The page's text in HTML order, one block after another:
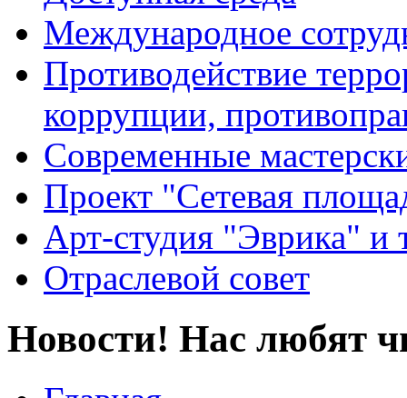
Международное
Противодействие
коррупции,
Современные
Проект "Сетевая
Арт-студия "Эврика" и
Отраслевой совет
Новости! Нас любят